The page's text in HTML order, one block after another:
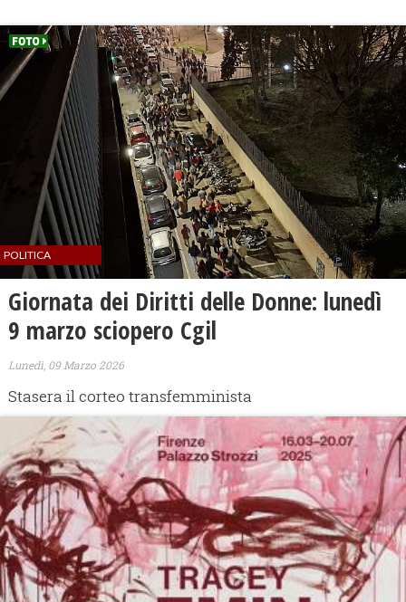
POLITICA
Giornata dei Diritti delle Donne: lunedì
9 marzo sciopero Cgil
Lunedì, 09 Marzo 2026
Stasera il corteo transfemminista